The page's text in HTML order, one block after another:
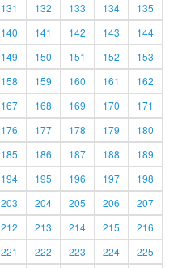
131 132 133 134
135
140 141 142 143
144
149 150 151 152
153
158 159 160 161
162
167 168 169 170
171
176 177 178 179
180
185 186 187 188
189
194 195 196 197
198
203 204 205 206
207
212 213 214 215
216
221 222 223 224
225